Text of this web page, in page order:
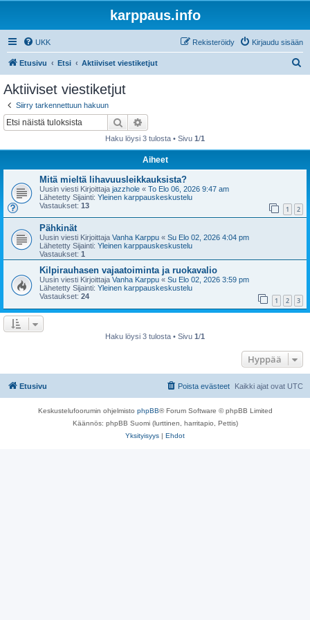
karppaus.info
UKK Kirjaudu sisään
Rekisteröidy
Etusivu Etsi Aktiiviset viestiketjut
Aktiiviset viestiketjut
Siirry tarkennettuun hakuun
Etsi
Haku löysi 3 tulosta • Sivu 1/1
Aiheet
Mitä mieltä lihavuusleikkauksista?
Uusin viesti Kirjoittaja jazzhole « To Elo 06, 2026 9:47 am
Lähetetty Sijainti: Yleinen karppauskeskustelu
Vastaukset: 13 1 2
Pähkinät
Uusin viesti Kirjoittaja Vanha Karppu « Su Elo 02, 2026 4:04 pm
Lähetetty Sijainti: Yleinen karppauskeskustelu
Vastaukset: 1
Kilpirauhasen vajaatoiminta ja ruokavalio
Uusin viesti Kirjoittaja Vanha Karppu « Su Elo 02, 2026 3:59 pm
Lähetetty Sijainti: Yleinen karppauskeskustelu
Vastaukset: 24 1 2 3
Haku löysi 3 tulosta • Sivu 1/1
Hyppää
Etusivu Kaikki ajat ovat UTC
Poista evästeet
Keskustelufoorumin ohjelmisto phpBB® Forum Software © phpBB Limited
Käännös: phpBB Suomi (lurttinen, harritapio, Pettis)
Yksityisyys | Ehdot